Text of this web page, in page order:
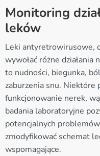
Monitoring
leków
Leki antyretrowirusowe,
wywołać różne działania
to nudności, biegunka,
zaburzenia snu. Niektóre
funkcjonowanie nerek,
badania laboratoryjne
potencjalnych
zmodyfikować schemat
wspomagające.